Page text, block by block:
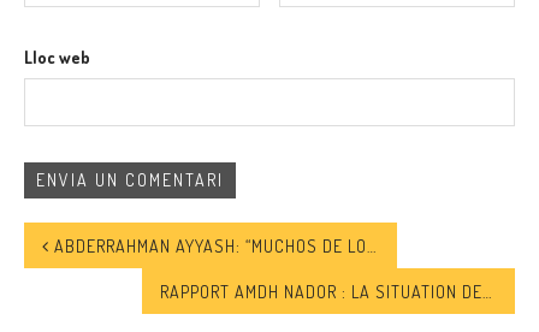
Lloc web
ABDERRAHMAN AYYASH: “MUCHOS DE LOS HERMANOS MUSULMANES PRESOS, A CAUSA DE LA PRESIÓN QUE SUFREN, SON EXPUESTOS A IDEAS EXTREMISTAS”